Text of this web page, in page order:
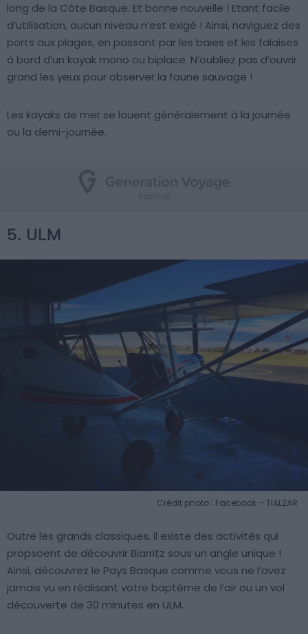
long de la Côte Basque. Et bonne nouvelle ! Etant facile
d’utilisation, aucun niveau n’est exigé ! Ainsi, naviguez des
ports aux plages, en passant par les baies et les falaises
à bord d’un kayak mono ou biplace. N’oubliez pas d’ouvrir
grand les yeux pour observer la faune sauvage !
Les kayaks de mer se louent généralement à la journée
ou la demi-journée.
5. ULM
Crédit photo : Facebook – TIALZAR
Outre les grands classiques, il existe des activités qui
propsoent de découvrir Biarritz sous un angle unique !
Ainsi, découvrez le Pays Basque comme vous ne l’avez
jamais vu en réalisant votre baptême de l’air ou un vol
découverte de 30 minutes en ULM.